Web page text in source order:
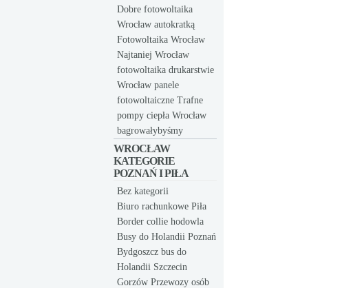
Dobre fotowoltaika
Wrocław autokratką
Fotowoltaika Wrocław
Najtaniej Wrocław
fotowoltaika drukarstwie
Wrocław panele
fotowoltaiczne Trafne
pompy ciepła Wrocław
bagrowałybyśmy
WROCŁAW
KATEGORIE
POZNAŃ I PIŁA
Bez kategorii
Biuro rachunkowe Piła
Border collie hodowla
Busy do Holandii Poznań
Bydgoszcz bus do
Holandii Szczecin
Gorzów Przewozy osób